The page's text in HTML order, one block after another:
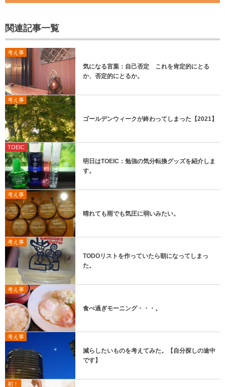
関連記事一覧
考え事
気になる言葉：自己否定 これを肯定的にとる
か、否定的にとるか。
考え事
ゴールデンウィークが終わってしまった【2021】
TOEIC
明日はTOEIC：勉強の気分転換グッズを紹介しま
す。
考え事
晴れても雨でも気圧に弱いみたい。
考え事
TODOリストを作っていたら朝になってしまっ
た。
考え事
食べ過ぎモーニング・・・。
考え事
減らしたいものを考えてみた。【自分探しの途中
です】
初！